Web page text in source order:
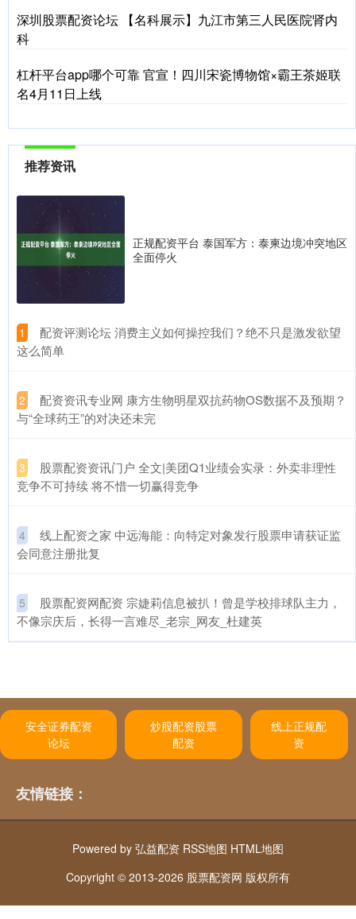
深圳股票配资论坛 【名科展示】九江市第三人民医院肾内
科
杠杆平台app哪个可靠 官宣！四川宋瓷博物馆×霸王茶姬联
名4月11日上线
推荐资讯
正规配资平台 泰国军方：泰柬边境冲突地区
全面停火
1
​配资评测论坛 消费主义如何操控我们？绝不只是激发欲望
这么简单
2
​配资资讯专业网 康方生物明星双抗药物OS数据不及预期？
与“全球药王”的对决还未完
3
​股票配资资讯门户 全文|美团Q1业绩会实录：外卖非理性
竞争不可持续 将不惜一切赢得竞争
4
​线上配资之家 中远海能：向特定对象发行股票申请获证监
会同意注册批复
5
​股票配资网配资 宗婕莉信息被扒！曾是学校排球队主力，
不像宗庆后，长得一言难尽_老宗_网友_杜建英
安全证券配资
论坛
炒股配资股票
配资
线上正规配
资
友情链接：
Powered by 弘益配资 RSS地图 HTML地图
Copyright © 2013-2026 股票配资网 版权所有